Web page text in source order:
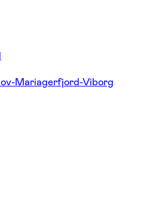
Mariagerfjord-Viborg